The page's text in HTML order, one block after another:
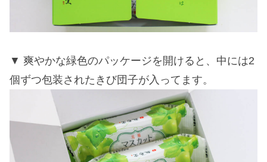
爽やかな緑色のパッケージを開けると、中には2
個ずつ包装されたきび団子が入ってます。